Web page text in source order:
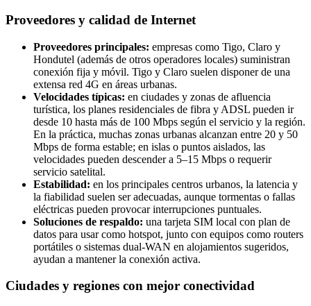
Proveedores y calidad de Internet
Proveedores principales: empresas como Tigo, Claro y
Hondutel (además de otros operadores locales) suministran
conexión fija y móvil. Tigo y Claro suelen disponer de una
extensa red 4G en áreas urbanas.
Velocidades típicas: en ciudades y zonas de afluencia
turística, los planes residenciales de fibra y ADSL pueden ir
desde 10 hasta más de 100 Mbps según el servicio y la región.
En la práctica, muchas zonas urbanas alcanzan entre 20 y 50
Mbps de forma estable; en islas o puntos aislados, las
velocidades pueden descender a 5–15 Mbps o requerir
servicio satelital.
Estabilidad: en los principales centros urbanos, la latencia y
la fiabilidad suelen ser adecuadas, aunque tormentas o fallas
eléctricas pueden provocar interrupciones puntuales.
Soluciones de respaldo: una tarjeta SIM local con plan de
datos para usar como hotspot, junto con equipos como routers
portátiles o sistemas dual-WAN en alojamientos sugeridos,
ayudan a mantener la conexión activa.
Ciudades y regiones con mejor conectividad